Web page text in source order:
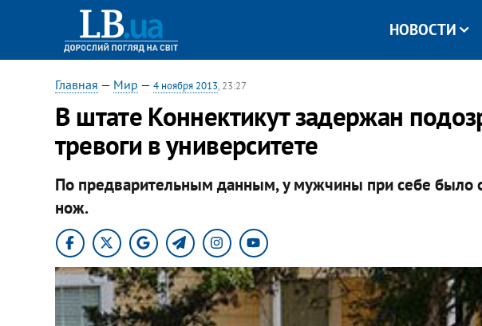
НОВОСТИ
Главная — Мир — 4 ноября 2013, 23:27
В штате Коннектикут задержан
тревоги в университете
По предварительным данным, у мужчины при себе было
нож.